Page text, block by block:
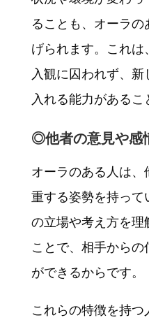
ることも、オーラ
げられます。これ
入観に囚われず、
入れる能力があるこ
◎他者の意見や感
オーラのある人は
重する姿勢を持って
の立場や考え方を理
ことで、相手からの
ができるからです。
これらの特徴を持